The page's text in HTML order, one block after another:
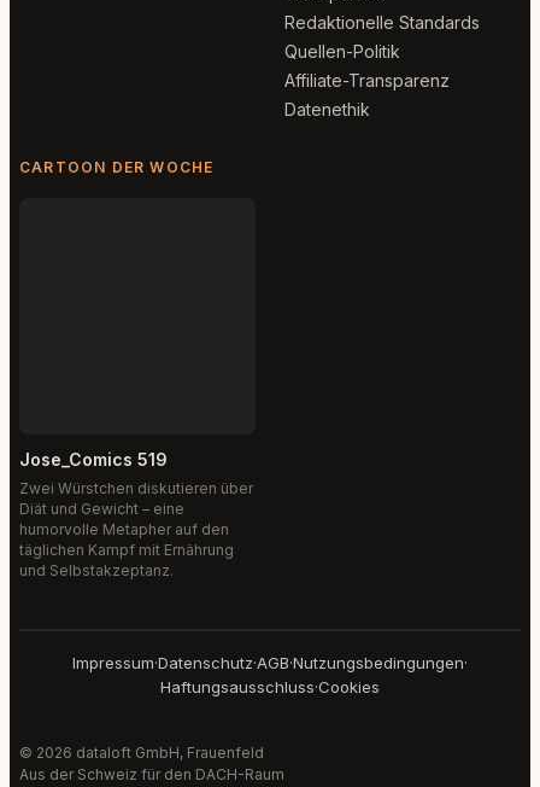
Redaktionelle Standards
Quellen-Politik
Affiliate-Transparenz
Datenethik
CARTOON DER WOCHE
Jose_Comics 519
Zwei Würstchen diskutieren über
Diät und Gewicht – eine
humorvolle Metapher auf den
täglichen Kampf mit Ernährung
und Selbstakzeptanz.
Impressum·Datenschutz·AGB·Nutzungsbedingungen·
Haftungsausschluss·Cookies
© 2026 dataloft GmbH, Frauenfeld
Aus der Schweiz für den DACH-Raum